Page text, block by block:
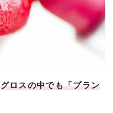
グロスの中でも「プラン